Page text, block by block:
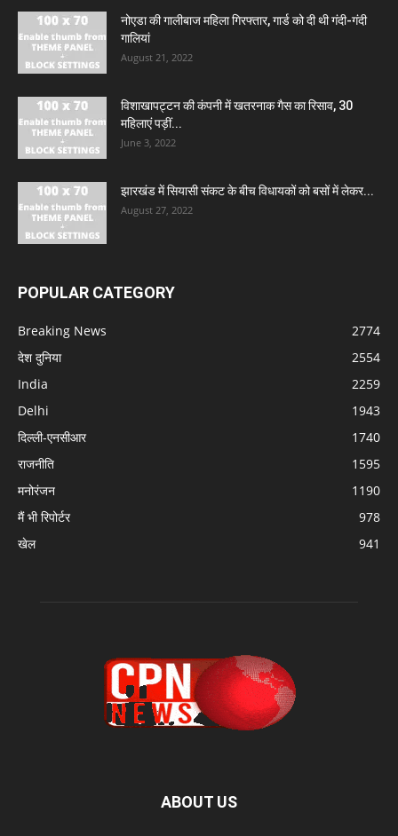
नोएडा की गालीबाज महिला गिरफ्तार, गार्ड को दी थी गंदी-गंदी
गालियां
August 21, 2022
विशाखापट्टन की कंपनी में खतरनाक गैस का रिसाव, 30
महिलाएं पड़ीं...
June 3, 2022
झारखंड में सियासी संकट के बीच विधायकों को बसों में लेकर...
August 27, 2022
POPULAR CATEGORY
Breaking News
2774
देश दुनिया
2554
India
2259
Delhi
1943
दिल्ली-एनसीआर
1740
राजनीति
1595
मनोरंजन
1190
मैं भी रिपोर्टर
978
खेल
941
ABOUT US